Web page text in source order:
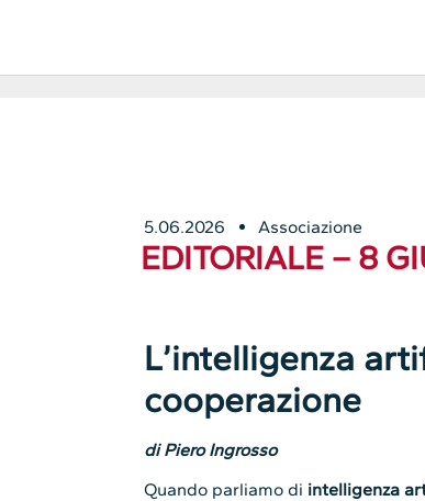
5.06.2026 Associazione
EDITORIALE – 8
L’intelligenza
cooperazione
di Piero Ingrosso
Quando parliamo di intelligenza